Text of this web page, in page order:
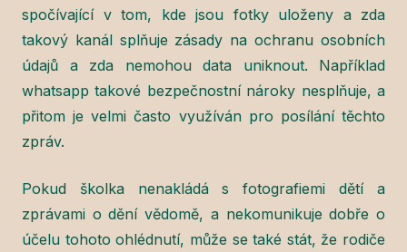
spočívající v tom, kde jsou fotky uloženy a zda
takový kanál splňuje zásady na ochranu osobních
údajů a zda nemohou data uniknout. Například
whatsapp takové bezpečnostní nároky nesplňuje, a
přitom je velmi často využíván pro posílání těchto
zpráv.
Pokud školka nenakládá s fotografiemi dětí a
zprávami o dění vědomě, a nekomunikuje dobře o
účelu tohoto ohlédnutí, může se také stát, že rodiče